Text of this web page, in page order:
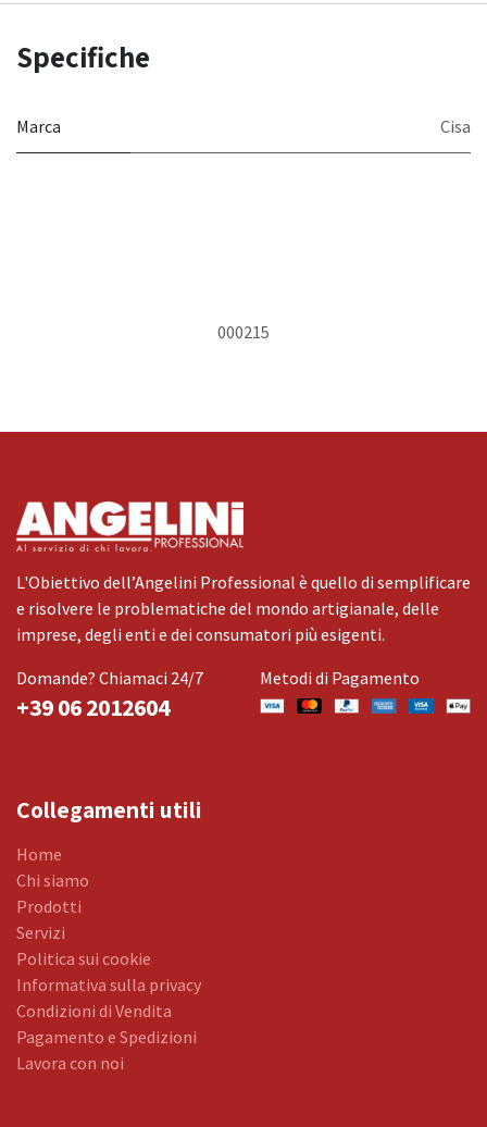
Specifiche
Marca Cisa
000215
L'Obiettivo dell’Angelini Professional è quello di semplificare
e risolvere le problematiche del mondo artigianale, delle
imprese, degli enti e dei consumatori più esigenti.
Domande? Chiamaci 24/7
+39 06 2012604
Metodi di Pagamento
Collegamenti utili
Home
Chi siamo
Prodotti
Servizi
Politica sui cookie
Informativa sulla privacy
Condizioni di Vendita
Pagamento e Spedizioni
Lavora con noi